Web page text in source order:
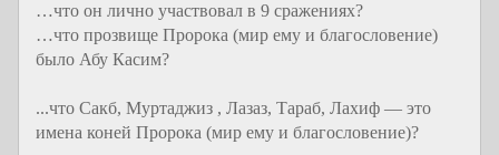
…что он лично участвовал в 9 сражениях?
…что прозвище Пророка (мир ему и благословение)
было Абу Касим?
...что Сакб, Муртаджиз , Лазаз, Тараб, Лахиф — это
имена коней Пророка (мир ему и благословение)?